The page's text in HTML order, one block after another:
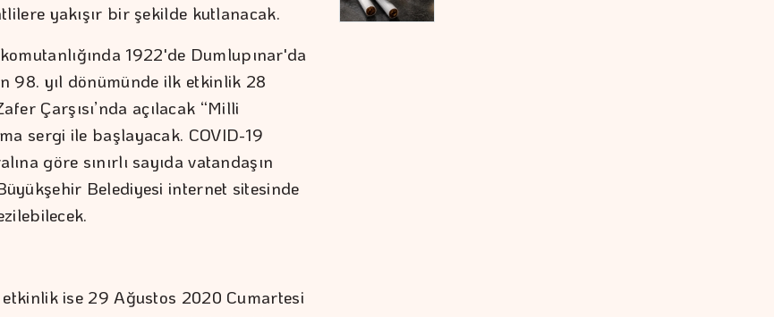
yakışır bir şekilde kutlanacak.
1922'de Dumlupınar'da
98. yıl dönümünde ilk etkinlik 28
Çarşısı’nda açılacak “Milli
sergi ile başlayacak. COVID-19
göre sınırlı sayıda vatandaşın
Belediyesi internet sitesinde
ise 29 Ağustos 2020 Cumartesi